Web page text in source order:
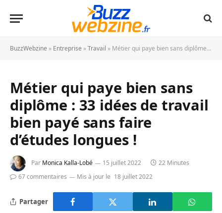
BuzzWebzine » Entreprise »Travail » Métier qui paye bien sans diplôme : 33 idées de travail bien payé sans faire d’études longues !
Métier qui paye bien sans
diplôme : 33 idées de travail
bien payé sans faire
d’études longues !
Par Monica Kalla-Lobé 15 juillet 2022
22 Minutes
67 commentaires
Mis à jour le 18 juillet 2022
Partager